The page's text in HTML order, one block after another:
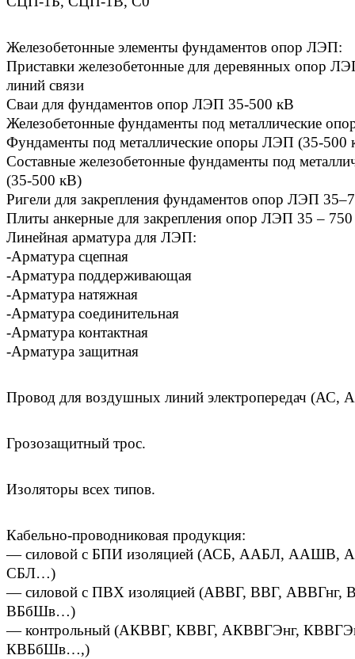
Железобетонные элементы фундаментов опор ЛЭП:
Приставки железобетонные для деревянных опор
линий связи
Сваи для фундаментов опор ЛЭП 35-500 кВ
Железобетонные фундаменты под металлические
Фундаменты под металлические опоры ЛЭП (35-500
Составные железобетонные фундаменты под
(35-500 кВ)
Ригели для закрепления фундаментов опор ЛЭП
Плиты анкерные для закрепления опор ЛЭП 35 –
Линейная арматура для ЛЭП:
-Арматура сцепная
-Арматура поддерживающая
-Арматура натяжная
-Арматура соединительная
-Арматура контактная
-Арматура защитная
Провод для воздушных линий электропередач (АС,
Грозозащитный трос.
Изоляторы всех типов.
Кабельно-проводниковая продукция:
— силовой с БПИ изоляцией (АСБ, ААБЛ, ААШВ,
СБЛ…)
— силовой с ПВХ изоляцией (АВВГ, ВВГ, АВВГнг,
ВБбШв…)
— контрольный (АКВВГ, КВВГ, АКВВГЭнг,
КВБбШв…,)